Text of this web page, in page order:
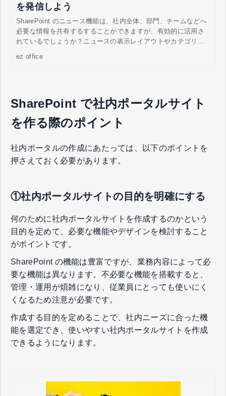
を発信しよう
SharePoint のニュース機能は、社内全体、部門、チームなどへ
必要な情報を共有するすることができますが、有効的に活用さ
れているでしょうか？ニュースの表示レイアウトやカテゴリを
ez office
SharePoint で社内ポータルサイト
を作る際のポイント
社内ポータルの作成にあたっては、以下のポイントを
押さえておく必要があります。
①社内ポータルサイトの目的を明確にする
何のために社内ポータルサイトを作成するのかという
目的を定めて、必要な機能やデザインを検討すること
がポイントです。
SharePoint の機能は豊富ですが、業務内容によって必
要な機能は異なります。不必要な機能を搭載すると、
管理・運用が煩雑になり、従業員にとっても使いにく
くなるため注意が必要です。
作成する目的を定めることで、社内ニーズに合った機
能を選定でき、使いやすい社内ポータルサイトを作成
できるようになります。